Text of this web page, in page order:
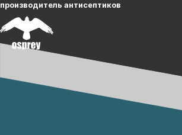
производитель антисептиков